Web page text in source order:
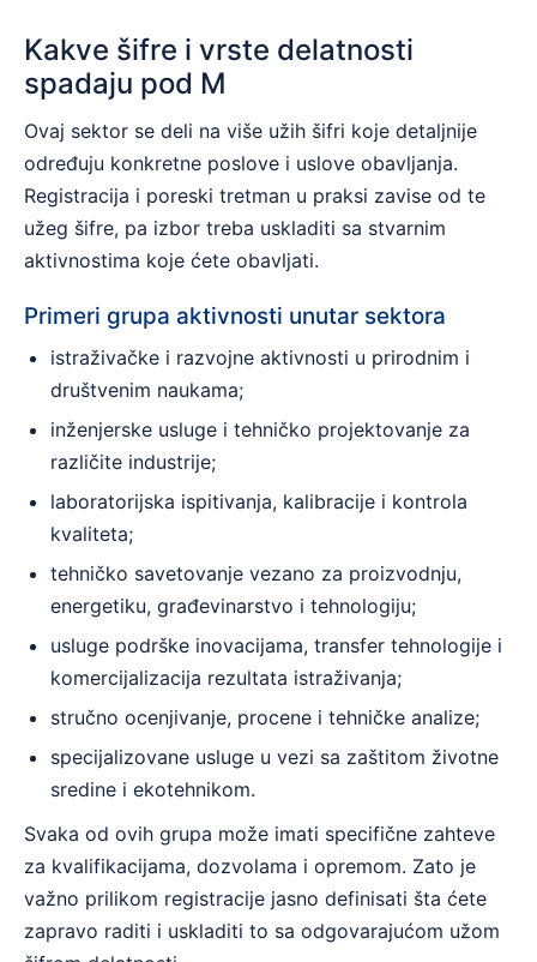
Kakve šifre i vrste delatnosti
spadaju pod M
Ovaj sektor se deli na više užih šifri koje detaljnije
određuju konkretne poslove i uslove obavljanja.
Registracija i poreski tretman u praksi zavise od te
užeg šifre, pa izbor treba uskladiti sa stvarnim
aktivnostima koje ćete obavljati.
Primeri grupa aktivnosti unutar sektora
istraživačke i razvojne aktivnosti u prirodnim i
društvenim naukama;
inženjerske usluge i tehničko projektovanje za
različite industrije;
laboratorijska ispitivanja, kalibracije i kontrola
kvaliteta;
tehničko savetovanje vezano za proizvodnju,
energetiku, građevinarstvo i tehnologiju;
usluge podrške inovacijama, transfer tehnologije i
komercijalizacija rezultata istraživanja;
stručno ocenjivanje, procene i tehničke analize;
specijalizovane usluge u vezi sa zaštitom životne
sredine i ekotehnikom.
Svaka od ovih grupa može imati specifične zahteve
za kvalifikacijama, dozvolama i opremom. Zato je
važno prilikom registracije jasno definisati šta ćete
zapravo raditi i uskladiti to sa odgovarajućom užom